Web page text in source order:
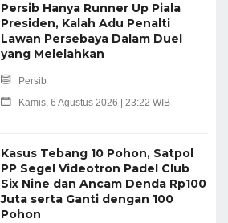
Persib Hanya Runner Up Piala
Presiden, Kalah Adu Penalti
Lawan Persebaya Dalam Duel
yang Melelahkan
Persib
Kamis, 6 Agustus 2026 | 23:22 WIB
Kasus Tebang 10 Pohon, Satpol
PP Segel Videotron Padel Club
Six Nine dan Ancam Denda Rp100
Juta serta Ganti dengan 100
Pohon